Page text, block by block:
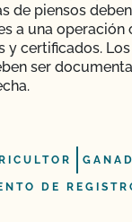
de piensos
a una operación
y certificados.
ser
DE